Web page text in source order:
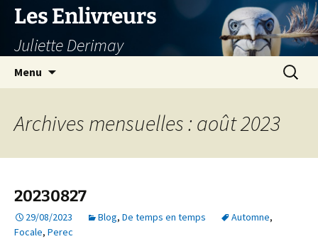
Aller
contenu
Les Enlivreurs
Juliette Derimay
Menu
Archives mensuelles : août 2023
20230827
29/08/2023 Blog, De temps en temps Automne,
Focale, Perec